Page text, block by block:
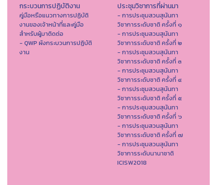
กระบวนการปฏิบัติงาน
คู่มือหรือแนวทางการปฏิบัติ
งานของเจ้าหน้าที่และคู่มือ
สำหรับผู้มาติดต่อ
- QWP ผังกระบวนการปฏิบัติ
งาน
ประชุมวิชาการที่ผ่านมา
- การประชุมสวนสุนันทา
วิชาการระดับชาติ ครั้งที่ ๑
- การประชุมสวนสุนันทา
วิชาการระดับชาติ ครั้งที่ ๒
- การประชุมสวนสุนันทา
วิชาการระดับชาติ ครั้งที่ ๓
- การประชุมสวนสุนันทา
วิชาการระดับชาติ ครั้งที่ ๔
- การประชุมสวนสุนันทา
วิชาการระดับชาติ ครั้งที่ ๕
- การประชุมสวนสุนันทา
วิชาการระดับชาติ ครั้งที่ ๖
- การประชุมสวนสุนันทา
วิชาการระดับชาติ ครั้งที่ ๗
- การประชุมสวนสุนันทา
วิชาการระดับนานาชาติ
ICISW2018